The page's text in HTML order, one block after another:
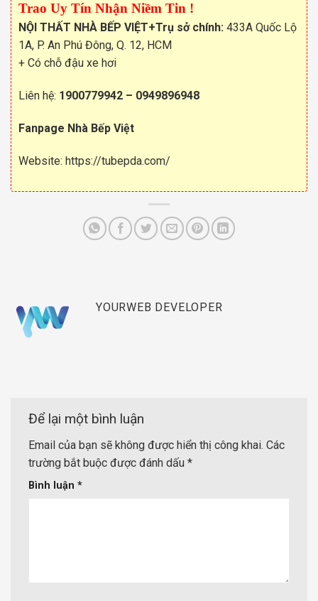
Trao Uy Tín Nhận Niềm Tin !
NỘI THẤT NHÀ BẾP VIỆT+Trụ sở chính: 433A Quốc Lộ
1A, P. An Phú Đông, Q. 12, HCM
+ Có chỗ đậu xe hơi
Liên hệ: 1900779942 – 0949896948
Fanpage Nhà Bếp Việt
Website: https://tubepda.com/
YOURWEB DEVELOPER
Để lại một bình luận
Email của bạn sẽ không được hiển thị công khai. Các
trường bắt buộc được đánh dấu *
Bình luận *